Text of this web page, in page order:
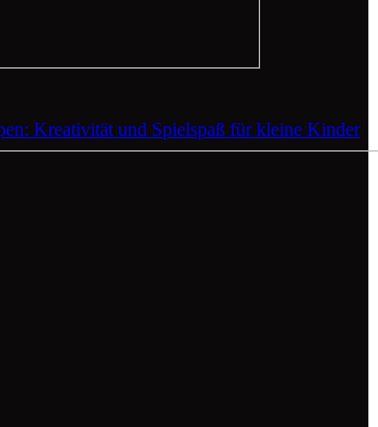
Kreativität und Spielspaß für kleine Kinder